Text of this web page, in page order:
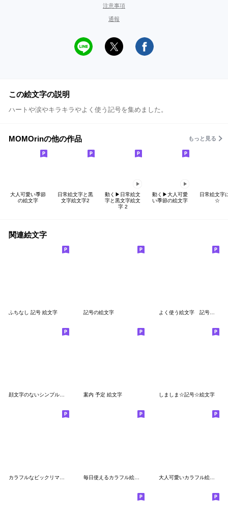
注意事項
通報
この絵文字の説明
ハートや涙やキラキラやよく使う記号を集めました。
MOMOrinの他の作品 もっと見る
大人可愛い季節
の絵文字
日常絵文字と黒
文字絵文字2
動く▶日常絵文
字と黒文字絵文
字 2
動く▶大人可愛
い季節の絵文字
日常絵文字
☆
関連絵文字
ふちなし 記号 絵文字 記号の絵文字 よく使う絵文字 記号 生活
顔文字のないシンプルな記号 案内 予定 絵文字 しましま☆記号☆絵文字
大人可愛いカラフル絵文字